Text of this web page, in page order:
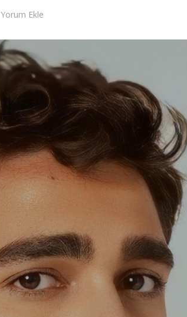
Yorum Ekle